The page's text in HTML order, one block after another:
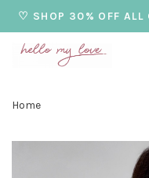
♡ SHOP 30% OFF ALL
Home